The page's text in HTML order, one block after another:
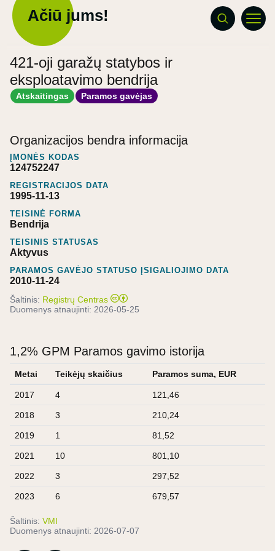
Ačiū jums!
421-oji garažų statybos ir
eksploatavimo bendrija
Atskaitingas Paramos gavėjas
Organizacijos bendra informacija
ĮMONĖS KODAS
124752247
REGISTRACIJOS DATA
1995-11-13
TEISINĖ FORMA
Bendrija
TEISINIS STATUSAS
Aktyvus
PARAMOS GAVĖJO STATUSO ĮSIGALIOJIMO DATA
2010-11-24
Šaltinis: Registrų Centras
Duomenys atnaujinti: 2026-05-25
1,2% GPM Paramos gavimo istorija
Metai Teikėjų skaičius Paramos suma, EUR
2017 4 121,46
2018 3 210,24
2019 1 81,52
2021 10 801,10
2022 3 297,52
2023 6 679,57
Šaltinis: VMI
Duomenys atnaujinti: 2026-07-07